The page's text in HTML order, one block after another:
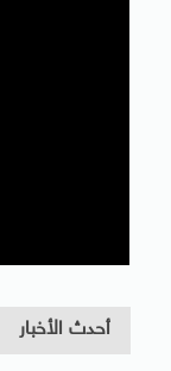
أحدث الأخبار